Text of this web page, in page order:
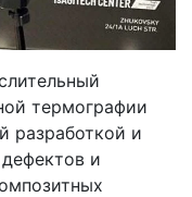
термографии
разработкой и
и